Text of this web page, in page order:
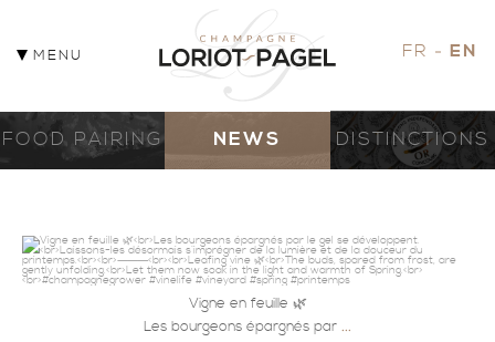
FR EN
MENU
FOOD PAIRING NEWS DISTINCTIONS
champagneloriotpagel
23 Apr
Vigne en feuille 🌿
Les bourgeons épargnés par ...